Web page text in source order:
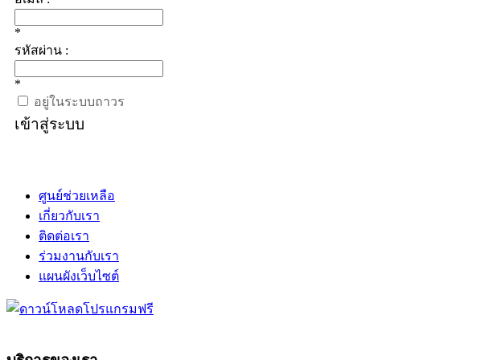
*
รหัสผ่าน :
*
อยู่ในระบบถาวร
เข้าสู่ระบบ
ศูนย์ช่วยเหลือ
เกี่ยวกับเรา
ติดต่อเรา
ร่วมงานกับเรา
แผนผังเว็บไซต์